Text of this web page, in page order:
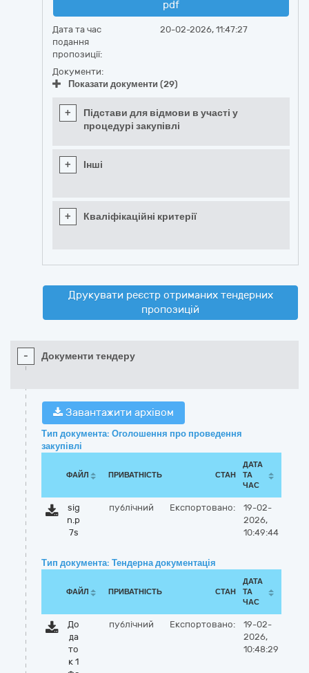
pdf
Дата та час
подання
пропозиції:
20-02-2026, 11:47:27
Документи:
Показати документи (29)
+
Підстави для відмови в участі у
процедурі закупівлі
+ Інші
+ Кваліфікаційні критерії
Друкувати реєстр отриманих тендерних
пропозицій
- Документи тендеру
Завантажити архівом
Тип документа: Оголошення про проведення
закупівлі
ФАЙЛ ПРИВАТНІСТЬ СТАН
ДАТА
ТА
ЧАС
sig
n.p
7s
публічний Експортовано:
19-02-
2026,
10:49:44
Тип документа: Тендерна документація
ФАЙЛ ПРИВАТНІСТЬ СТАН
ДАТА
ТА
ЧАС
До
да
то
к 1
публічний Експортовано:
19-02-
2026,
10:48:29